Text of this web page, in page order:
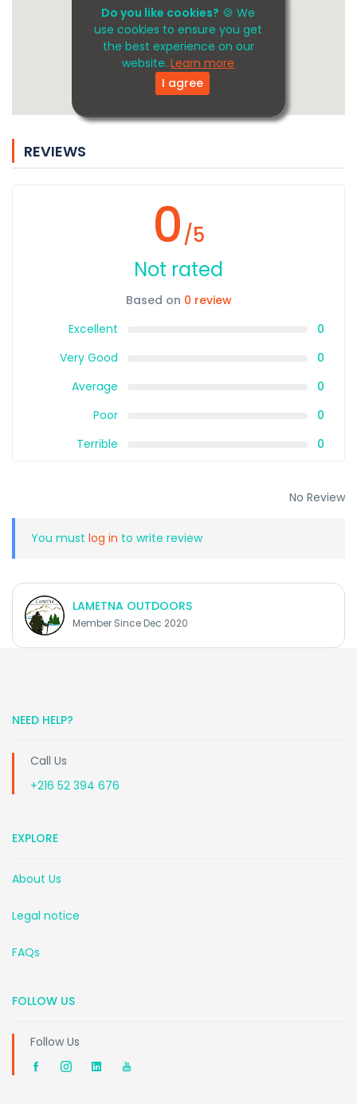
Do you like cookies? 🍪 We
use cookies to ensure you get
the best experience on our
website.Learn more
I agree
REVIEWS
0/5
Not rated
Based on 0 review
Excellent
0
Very Good
0
Average
0
Poor
0
Terrible
0
No Review
You must log in to write review
LAMETNA OUTDOORS
Member Since Dec 2020
NEED HELP?
Call Us
+216 52 394 676
EXPLORE
About Us
Legal notice
FAQs
FOLLOW US
Follow Us